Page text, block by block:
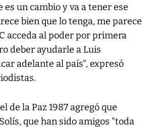
es un cambio y va a tener ese
bien que lo tenga, me parece
acceda al poder por primera
deber ayudarle a Luis
adelante al país", expresó
de la Paz 1987 agregó que
que han sido amigos "toda